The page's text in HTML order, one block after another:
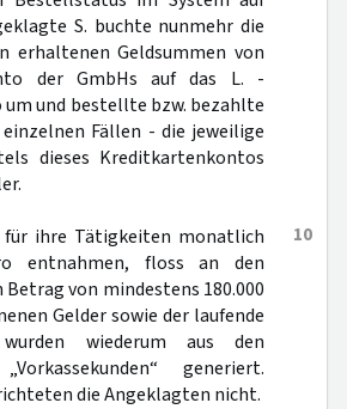
S. buchte nunmehr die
erhaltenen Geldsummen von
der GmbHs auf das L. -
und bestellte bzw. bezahlte
Fällen - die jeweilige
dieses Kreditkartenkontos
10
für ihre Tätigkeiten monatlich
entnahmen, floss an den
von mindestens 180.000
Gelder sowie der laufende
wurden wiederum aus den
generiert.
die Angeklagten nicht.